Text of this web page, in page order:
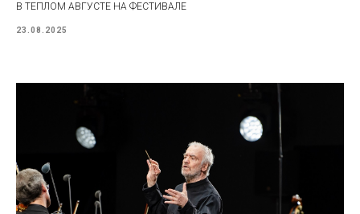
В ТЕПЛОМ АВГУСТЕ НА ФЕСТИВАЛЕ
23.08.2025